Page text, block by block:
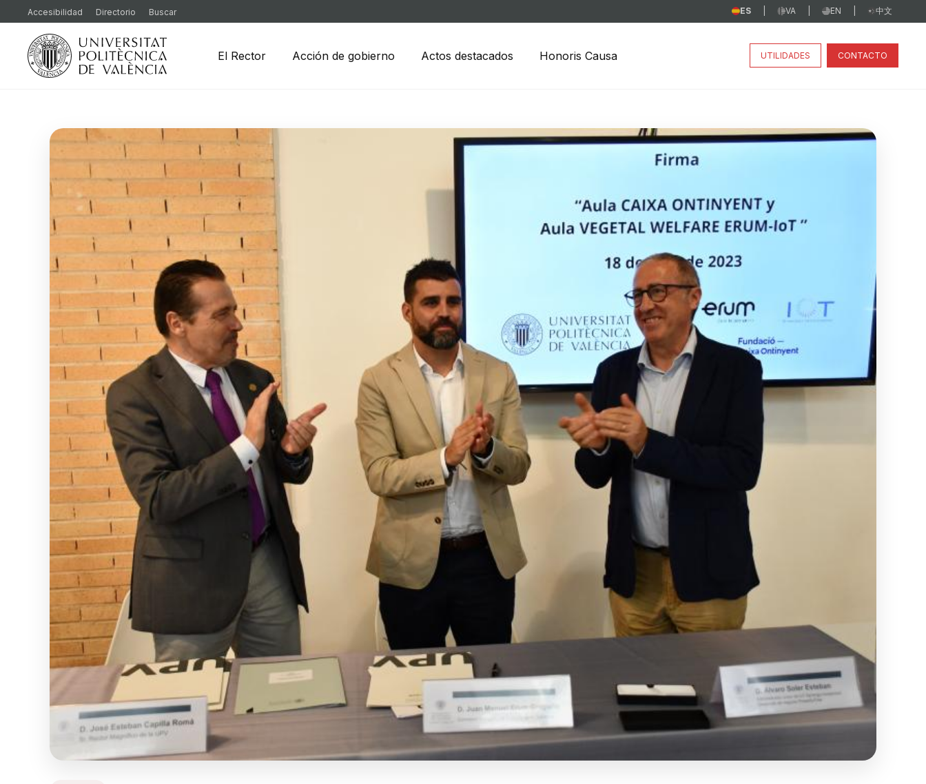
Accesibilidad Directorio Buscar ES VA EN 中文
El Rector Acción de gobierno Actos destacados Honoris Causa UTILIDADES CONTACTO